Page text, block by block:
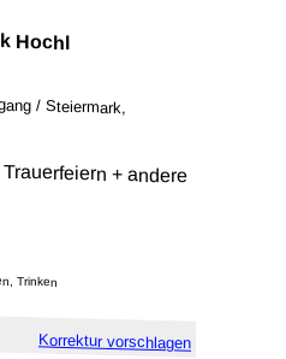
Hochl
/ Steiermark,
+ andere
Trinken
Korrektur vor­schlagen